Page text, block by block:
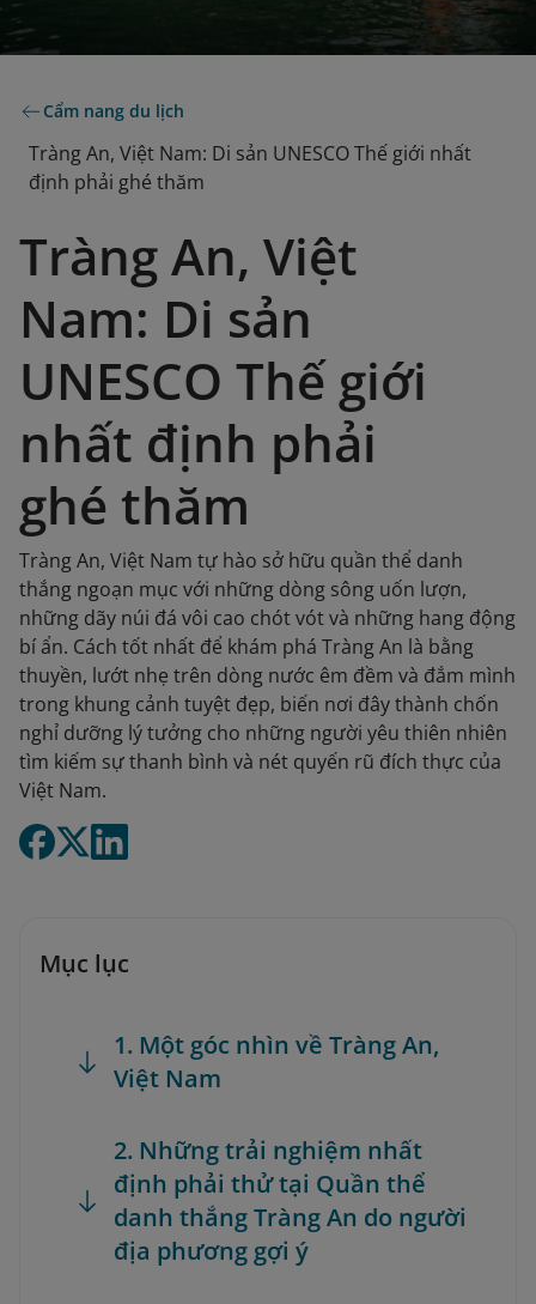
Cẩm nang du lịch
Tràng An, Việt Nam: Di sản UNESCO Thế giới nhất
định phải ghé thăm
Tràng An, Việt
Nam: Di sản
UNESCO Thế giới
nhất định phải
ghé thăm
Tràng An, Việt Nam tự hào sở hữu quần thể danh
thắng ngoạn mục với những dòng sông uốn lượn,
những dãy núi đá vôi cao chót vót và những hang động
bí ẩn. Cách tốt nhất để khám phá Tràng An là bằng
thuyền, lướt nhẹ trên dòng nước êm đềm và đắm mình
trong khung cảnh tuyệt đẹp, biến nơi đây thành chốn
nghỉ dưỡng lý tưởng cho những người yêu thiên nhiên
tìm kiếm sự thanh bình và nét quyến rũ đích thực của
Việt Nam.
Mục lục
1. Một góc nhìn về Tràng An,
Việt Nam
2. Những trải nghiệm nhất
định phải thử tại Quần thể
danh thắng Tràng An do người
địa phương gợi ý